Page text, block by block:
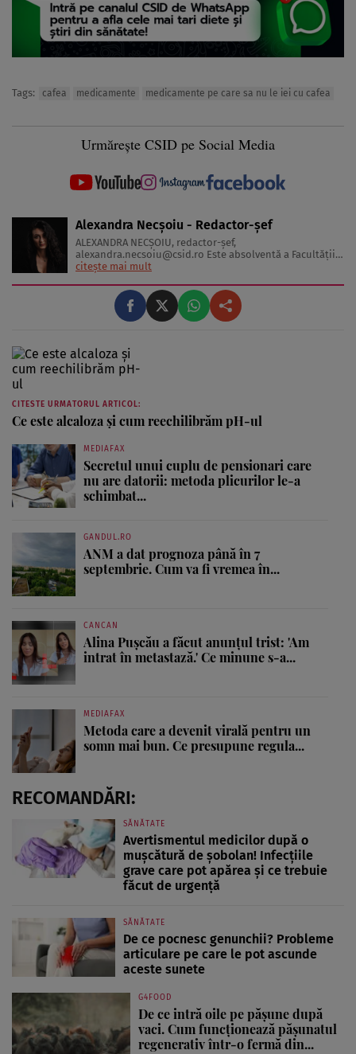
Tags: cafea medicamente medicamente pe care sa nu le iei cu cafea
Urmărește CSID pe Social Media
Alexandra Necșoiu - Redactor-șef
ALEXANDRA NECŞOIU, redactor-șef,
alexandra.necsoiu@csid.ro Este absolventă a Facultăţii
de Jurnalism şi Ştiinţele Comunicării şi deţine o diplomă
Iubeşte să scrie şi nu se vede făcând altceva, acesta fiind
visul ei încă de pe ...
citește mai mult
CITESTE URMATORUL ARTICOL:
Ce este alcaloza și cum reechilibrăm pH-ul
MEDIAFAX
Secretul unui cuplu de pensionari care
nu are datorii: metoda plicurilor le-a
schimbat...
GANDUL.RO
ANM a dat prognoza până în 7
septembrie. Cum va fi vremea în...
CANCAN
Alina Pușcău a făcut anunțul trist: 'Am
intrat în metastază.' Ce minune s-a...
MEDIAFAX
Metoda care a devenit virală pentru un
somn mai bun. Ce presupune regula...
RECOMANDĂRI:
SĂNĂTATE
Avertismentul medicilor după o
mușcătură de șobolan! Infecțiile
grave care pot apărea și ce trebuie
făcut de urgență
SĂNĂTATE
De ce pocnesc genunchii? Probleme
articulare pe care le pot ascunde
aceste sunete
G4FOOD
De ce intră oile pe pășune după
vaci. Cum funcționează pășunatul
regenerativ într-o fermă din...